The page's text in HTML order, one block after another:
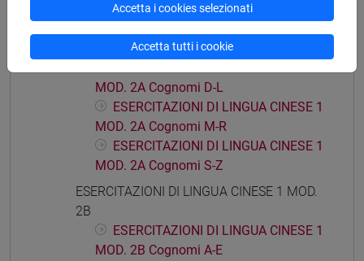
MOD. 2A Cognomi A-C
MOD. 2A Cognomi D-L
ESERCITAZIONI DI LINGUA CINESE 1
MOD. 2A Cognomi M-R
ESERCITAZIONI DI LINGUA CINESE 1
MOD. 2A Cognomi S-Z
ESERCITAZIONI DI LINGUA CINESE 1 MOD.
2B
ESERCITAZIONI DI LINGUA CINESE 1
MOD. 2B Cognomi A-E
Accetta i cookies selezionati
Accetta tutti i cookie